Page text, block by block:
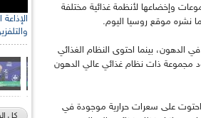
وإخضاعها لأنظمة غذائية مختلفة
الحرارية الموجودة في الدهون، بينما احتوى النظام الغذائي
لوجود مجموعة ذات نظام غذائي عالي الدهون
احتوت على سعرات حرارية موجودة في
كل